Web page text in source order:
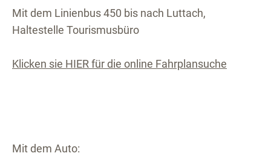
Mit dem Linienbus 450 bis nach Luttach,
Haltestelle Tourismusbüro
Klicken sie HIER für die online Fahrplansuche
Mit dem Auto: